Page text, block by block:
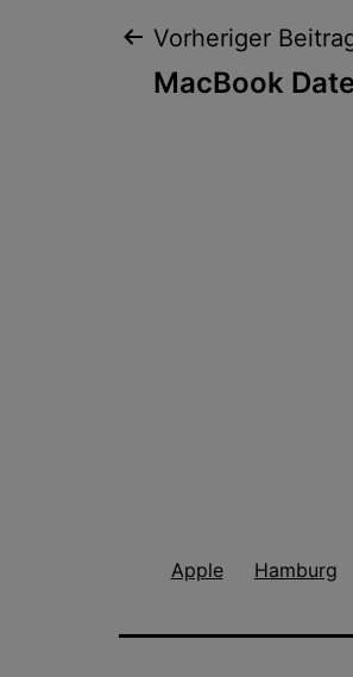
Vorheriger
MacBook
Apple Hamburg